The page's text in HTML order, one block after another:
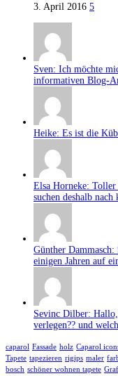
3. April 2016 5
Sven: Ich möchte
informativen Blog-
Heike: Es ist die
Elsa Horneke:
suchen deshalb nach
Günther
einigen Jahren auf
Sevinc Dilber:
verlegen?? und
caparol Fassade holz Caparol
Tapete tapezieren rigips maler
bosch schöner wohnen tapete